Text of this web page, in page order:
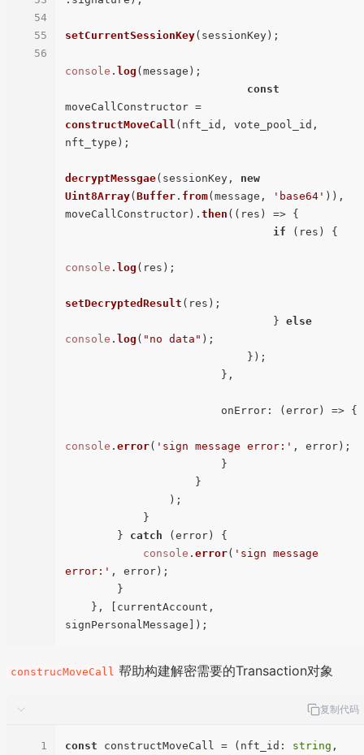
54
55
56
setCurrentSessionKey(sessionKey);
console . log (message);
const
constructMoveCall (nft_id, vote_pool_id,
nft_type);
decryptMessgae(sessionKey, new
Uint8Array( Buffer . from(message, 'base64' )),
moveCallConstructor). then ( ( res ) => {
if (res) {
console . log (res);
setDecryptedResult (res);
} else
console . log ( "no data" );
});
},
onError : ( error ) => {
console . error( 'sign message error:' , error);
}
}
);
}
} catch (error) {
console . error( 'sign message
error:' , error);
}
}, [currentAccount,
construcMoveCall 帮助构建解密需要的Transaction对象
复制代码
1
const constructMoveCall = ( nft_id : string